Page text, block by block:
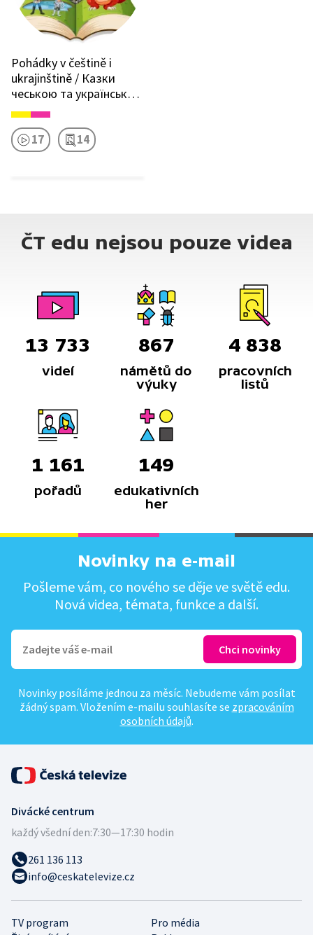
Pohádky v češtině i
ukrajinštině / Казки
чеською та українською
мовами
17 14
ČT edu nejsou pouze videa
13 733
videí
867
námětů do
výuky
4 838
pracovních
listů
1 161
pořadů
149
edukativních
her
Novinky na e-mail
Pošleme vám, co nového se děje ve světě edu.
Nová videa, témata, funkce a další.
Novinky posíláme jednou za měsíc. Nebudeme vám posílat
žádný spam. Vložením e-mailu souhlasíte se zpracováním
osobních údajů.